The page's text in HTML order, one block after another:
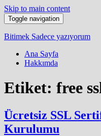
Skip to main content
Toggle navigation
Bitimek Sadece yazıyorum
Ana Sayfa
Hakkımda
Etiket: free
Ücretsiz SSL
Kurulumu